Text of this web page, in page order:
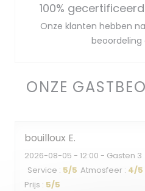
ONZE
bouilloux E
2026-08-05 - 12:00 - Gasten 3
Service : 5/5 Atmosfeer : 4/5
Prijs : 5/5
100%
Onze klanten hebben
beoordeling